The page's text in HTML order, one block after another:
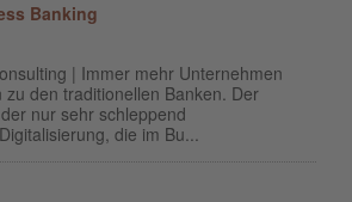
Banking
| Immer mehr Unternehmen
zu den traditionellen Banken. Der
nur sehr schleppend
die im Bu...